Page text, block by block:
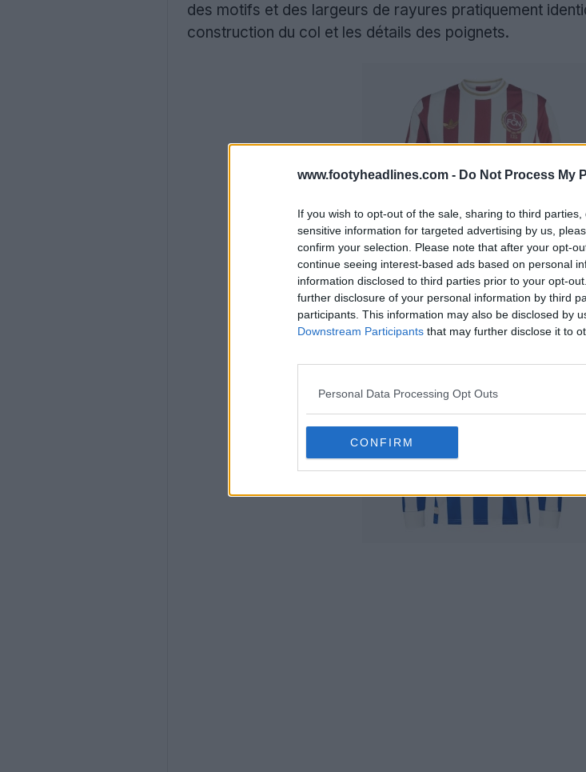
www.footyheadlines.com - Do Not Process My
If you wish to opt-out of the sale, sharing to third
sensitive information for targeted advertising by us,
confirm your selection. Please note that after your opt-
continue seeing interest-based ads based on personal
information disclosed to third parties prior to your opt-
further disclosure of your personal information by third
participants. This information may also be disclosed by
Downstream Participants that may further disclose it to
Personal Data Processing Opt Outs
CONFIRM
des motifs et des largeurs de rayures pratiquement
construction du col et les détails des poignets.